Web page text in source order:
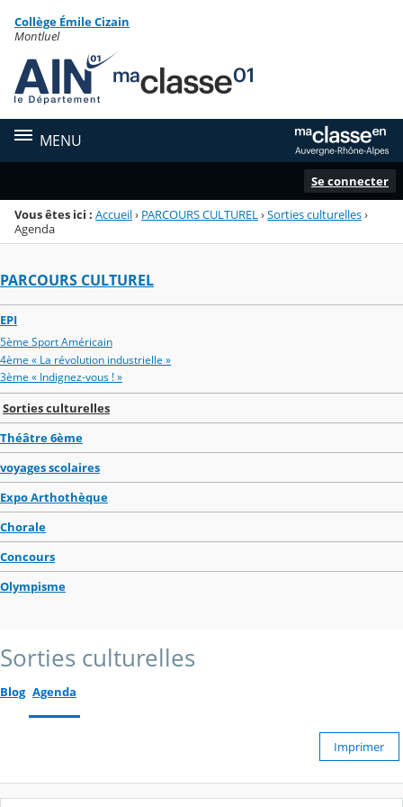
Menu de la rubrique
Contenu
Collège Émile Cizain
Montluel
MENU
Se connecter
Vous êtes ici : Accueil› PARCOURS CULTUREL ›Sorties culturelles›
Agenda
PARCOURS CULTUREL
EPI
5ème Sport Américain
4ème « La révolution industrielle »
3ème « Indignez-vous ! »
Sorties culturelles
Théâtre 6ème
voyages scolaires
Expo Arthothèque
Chorale
Concours
Olympisme
Sorties culturelles
Blog Agenda
Imprimer